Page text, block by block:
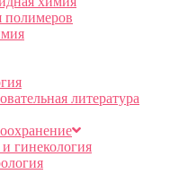
полимеров
литература
гинекология